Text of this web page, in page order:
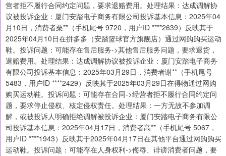
营者拒不履行合同约定问题，要求退赔费用。处理结果：达成调解协
议被投诉企业：厦门安踏电子商务有限公司投诉基本信息：2025年04
月10日，消费者栗**（手机尾号 9720，用户ID ****2639）反映其于
2025年04月10日在拼多多（安踏篮球官方旗舰店）通过网购购买运动
鞋。投诉问题：可能存在售后服务->其他售后服务问题，要求退货，
退赔费用。处理结果：达成调解协议被投诉企业：厦门安踏电子商务
有限公司投诉基本信息：2025年03月29日，消费者谢**（手机尾号
5483，用户ID ****2429）反映其于2025年03月29日在得物通过网购
购买运动鞋。投诉问题：可能存在合同->经营者拒不履行合同约定问
题，要求停止侵权、核定侵权责任。处理结果：一方无故不参加调
解，或被投诉人明确拒绝调解被投诉企业：厦门安踏电子商务有限公
司投诉基本信息：2025年04月17日，消费者高**（手机尾号 5067，
用户ID ****1943）反映其于2025年04月17日在其他平台通过网购购买
运动鞋。投诉问题：可能存在人身权利->侮辱、诽谤消费者问题，要